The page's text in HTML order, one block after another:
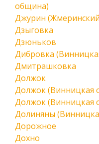
община)
Джурин
Дзыговка
Дзюньков
Дибровка
Дмитрашковка
Должок
Должок (Винницкая
Должок (Винницкая
Долиняны
Дорожное
Дохно